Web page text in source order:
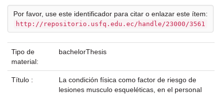
Por favor, use este identificador para citar o enlazar este ítem:
http://repositorio.usfq.edu.ec/handle/23000/3561
Tipo de
material:
bachelorThesis
Título :
La condición física como factor de riesgo de
lesiones musculo esqueléticas, en el personal